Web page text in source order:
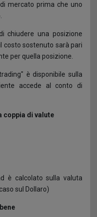
mercato prima che uno
chiudere una posizione
costo sostenuto sarà pari
per quella posizione.
è disponibile sulla
accede al conto di
coppia di valute
è calcolato sulla valuta
sul Dollaro)